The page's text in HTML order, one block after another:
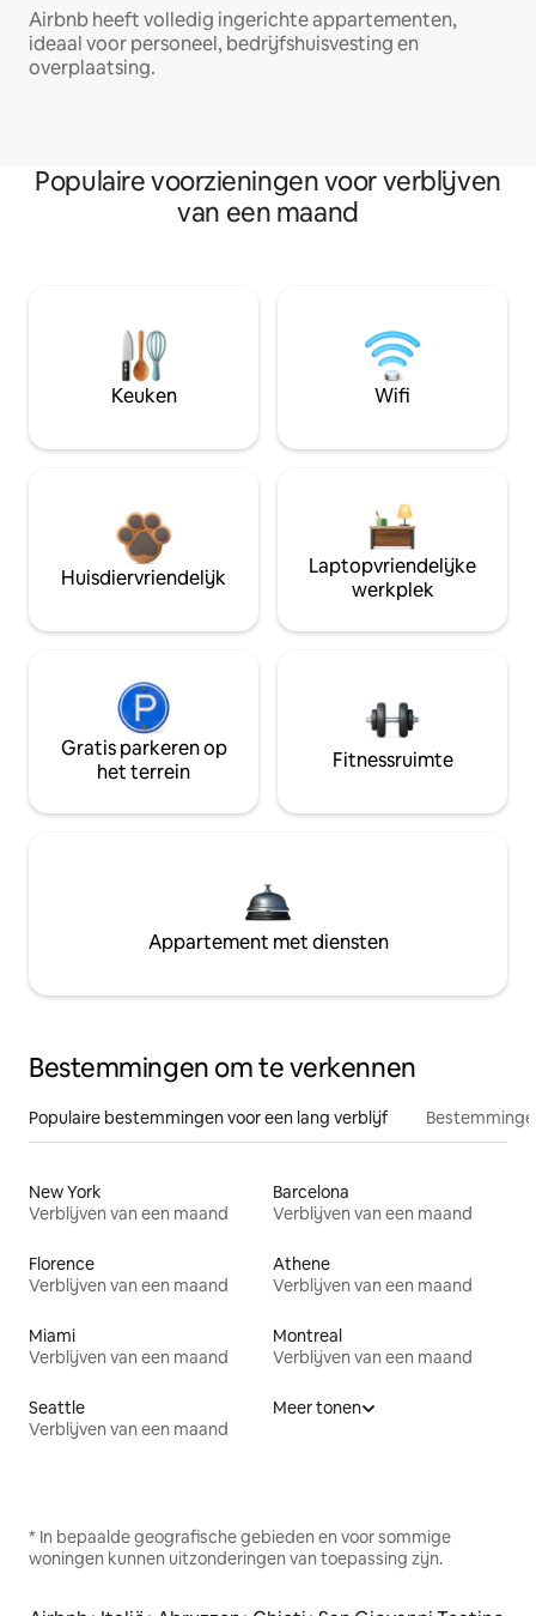
Airbnb heeft volledig ingerichte appartementen,
ideaal voor personeel, bedrijfshuisvesting en
overplaatsing.
Populaire voorzieningen voor verblijven
van een maand
Keuken Wifi
Huisdiervriendelijk
Laptopvriendelijke
werkplek
Gratis parkeren op
het terrein
Fitnessruimte
Appartement met diensten
Bestemmingen om te verkennen
Populaire bestemmingen voor een lang verblijf
New York
Verblijven van een maand
Barcelona
Verblijven van een maand
Florence
Verblijven van een maand
Athene
Verblijven van een maand
Miami
Verblijven van een maand
Montreal
Verblijven van een maand
Seattle
Verblijven van een maand
Meer tonen
* In bepaalde geografische gebieden en voor sommige
woningen kunnen uitzonderingen van toepassing zijn.